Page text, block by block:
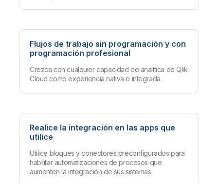
Flujos de trabajo sin programación y con
programación profesional
Crezca con cualquier capacidad de analítica de Qlik
Cloud como experiencia nativa o integrada.
Realice la integración en las apps que
utilice
Utilice bloques y conectores preconfigurados para
habilitar automatizaciones de procesos que
aumenten la integración de sus sistemas.